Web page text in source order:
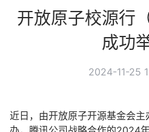
开放原子校源行
成功
2024-11-25
近日，由开放原子开源基金会